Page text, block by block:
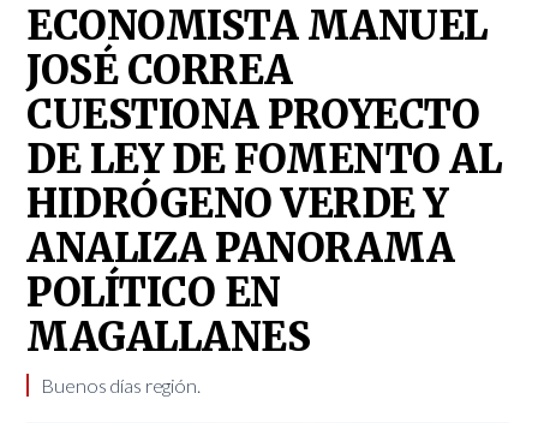
ECONOMISTA MANUEL
JOSÉ CORREA
CUESTIONA PROYECTO
DE LEY DE FOMENTO AL
HIDRÓGENO VERDE Y
ANALIZA PANORAMA
POLÍTICO EN
MAGALLANES
Buenos días región.